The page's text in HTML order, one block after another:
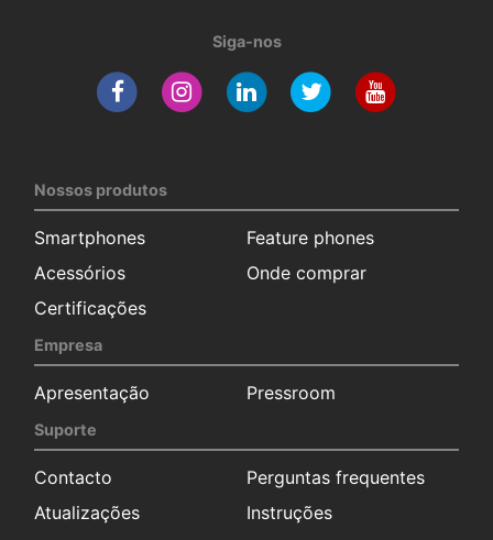
Siga-nos
Nossos produtos
Smartphones
Feature phones
Acessórios
Onde comprar
Certificações
Empresa
Apresentação Pressroom
Suporte
Contacto
Perguntas frequentes
Atualizações
Instruções